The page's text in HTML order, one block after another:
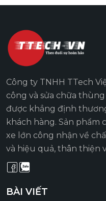
Công ty TNHH TTech
công và sửa chữa
được khẳng định
khách hàng. Sản phẩm
xe lớn công nhận về
và hiệu quả, thân thiện
BÀI VIẾT